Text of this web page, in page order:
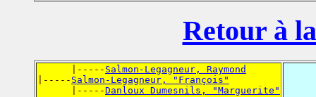
Retour à
      |-----
Salmon-Legagneur, Raymond
|----- Salmon-Legagneur, "François"
      |-----
Danloux Dumesnils, "Marguerite"